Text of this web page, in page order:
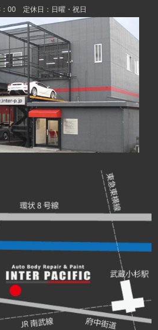
00 定休日：日曜・祝日